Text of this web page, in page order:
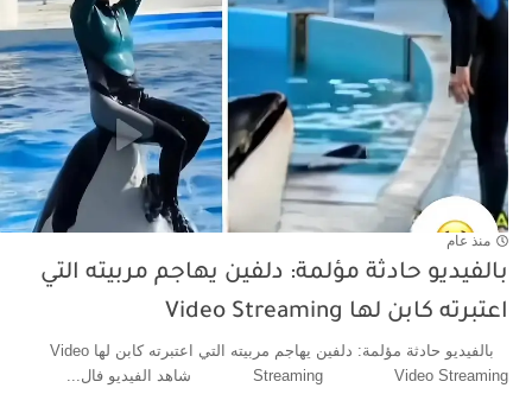
منذ عام
بالفيديو حادثة مؤلمة: دلفين يهاجم مربيته التي
اعتبرته كابن لها Video Streaming
بالفيديو حادثة مؤلمة: دلفين يهاجم مربيته التي اعتبرته كابن لها Video
Streaming Video Streaming شاهد الفيديو فال...